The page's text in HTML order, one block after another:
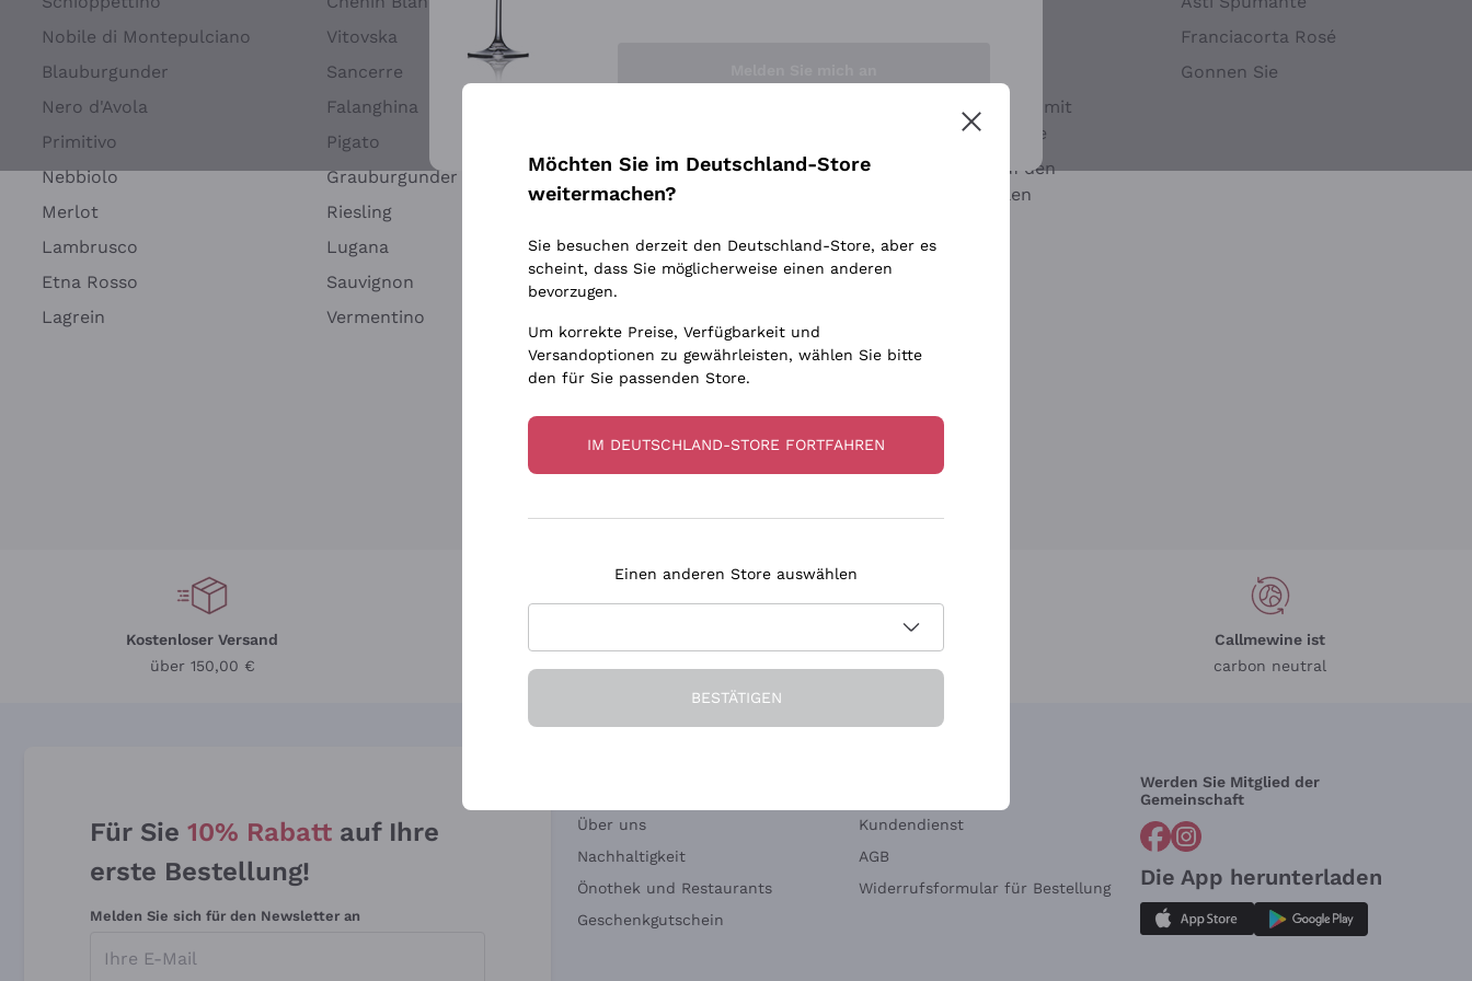
Nobile di Montepulciano
Blauburgunder
Nero d'Avola
Primitivo
Nebbiolo
Merlot
Lambrusco
Etna Rosso
Lagrein
Vitovska
Sancerre
Falanghina
Pigato
Grauburgunder
Riesling
Lugana
Sauvignon
Vermentino
Ca' dei Frati
Biondi Santi
Quintarelli Giuseppe
Rinaldi Giuseppe
Egly Ouriet
Jacquesson
Agrapart
Ohne Sulfit oder mit
minimalen Sulfite
Maischung auf den
Traubenschalen
Franciacorta Rosé
Gonnen Sie
Kostenloser Versand
über 150,00 €
in Deutschland
in 3 Raten
Callmewine ist
carbon neutral
Für Sie 10% Rabatt auf Ihre
erste Bestellung!
Melden Sie sich für den Newsletter an
Über uns
Nachhaltigkeit
Önothek und Restaurants
Geschenkgutschein
Kundendienst
AGB
Widerrufsformular für Bestellung
Werden Sie Mitglied der
Gemeinschaft
Die App herunterladen
Möchten Sie im Deutschland-Store
weitermachen?
Sie besuchen derzeit den Deutschland-Store, aber es
scheint, dass Sie möglicherweise einen anderen
bevorzugen.
Um korrekte Preise, Verfügbarkeit und
Versandoptionen zu gewährleisten, wählen Sie bitte
den für Sie passenden Store.
IM DEUTSCHLAND-STORE FORTFAHREN
Einen anderen Store auswählen
BESTÄTIGEN